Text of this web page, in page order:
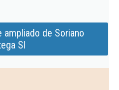
de Soriano
Sl